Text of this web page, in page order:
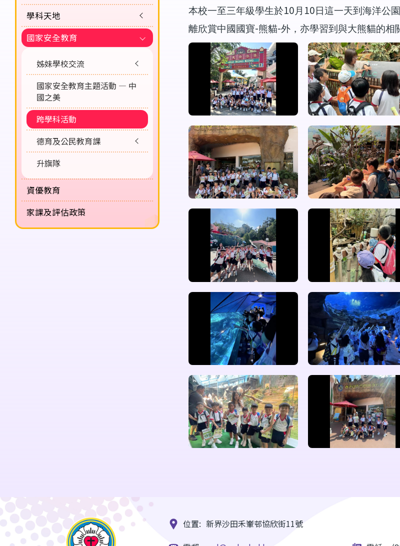
本校一至三年級學生於10 月 10 日這一天到海洋公
離欣賞中國國寶-熊貓-外，亦學習到與大熊貓的相
學科天地
國家安全教育
姊妹學校交流
國家安全教育主題活動 — 中
國之美
跨學科活動
德育及公民教育課
升旗隊
資優教育
家課及評估政策
位置: 新界沙田禾輋邨協欣街11號